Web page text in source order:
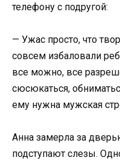
телефону с подругой:
— Ужас просто, что
совсем избаловали
все можно, все
сюсюкаться,
ему нужна мужская
Анна замерла за
подступают слезы.